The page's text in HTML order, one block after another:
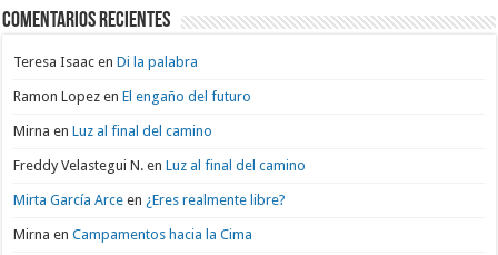
Comentarios recientes
Teresa Isaac enDi la palabra
Ramon Lopez enEl engaño del futuro
Mirna enLuz al final del camino
Freddy Velastegui N. enLuz al final del camino
Mirta García Arce en ¿Eres realmente libre?
Mirna enCampamentos hacia la Cima